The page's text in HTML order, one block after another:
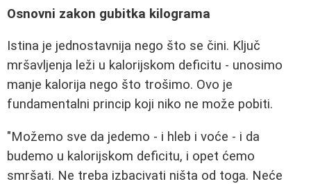
Osnovni zakon gubitka kilograma
Istina je jednostavnija nego što se čini. Ključ
mršavljenja leži u kalorijskom deficitu - unosimo
manje kalorija nego što trošimo. Ovo je
fundamentalni princip koji niko ne može pobiti.
"Možemo sve da jedemo - i hleb i voće - i da
budemo u kalorijskom deficitu, i opet ćemo
smršati. Ne treba izbacivati ništa od toga. Neće